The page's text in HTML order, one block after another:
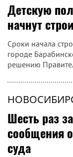
Детскую
начнут
Сроки начала
городе
решению
Шесть раз
сообщения
суда